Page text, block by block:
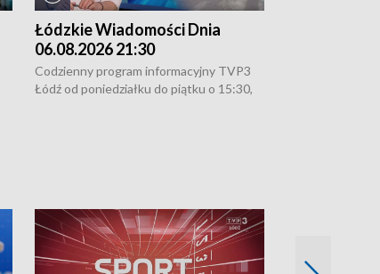
Łódzkie Wiadomości Dnia
06.08.2026 21:30
Codzienny program informacyjny TVP3
Łódź od poniedziałku do piątku o 15:30,